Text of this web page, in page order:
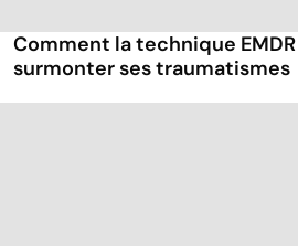
Comment la technique
surmonter ses traumatismes